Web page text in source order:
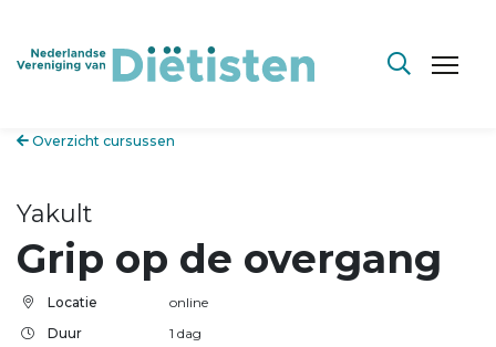
Overzicht cursussen
Yakult
Grip op de overgang
Locatie
online
Duur
1 dag